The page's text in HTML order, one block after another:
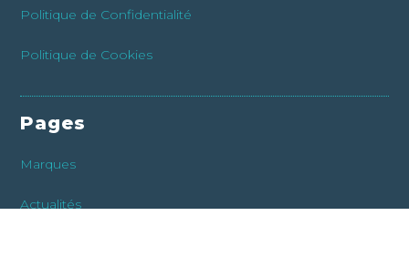
Politique de Confidentialité
Politique de Cookies
Pages
Marques
Actualités